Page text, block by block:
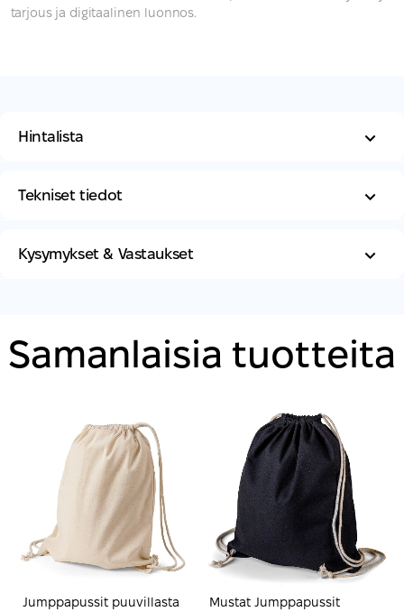
tarjous ja digitaalinen luonnos.
Hintalista
Tekniset tiedot
Kysymykset & Vastaukset
Samanlaisia ​​tuotteita
Jumppapussit puuvillasta Mustat Jumppapussit